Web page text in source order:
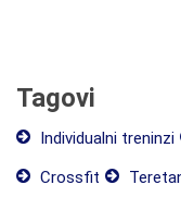
Tagovi
Individualni treninzi
Crossfit